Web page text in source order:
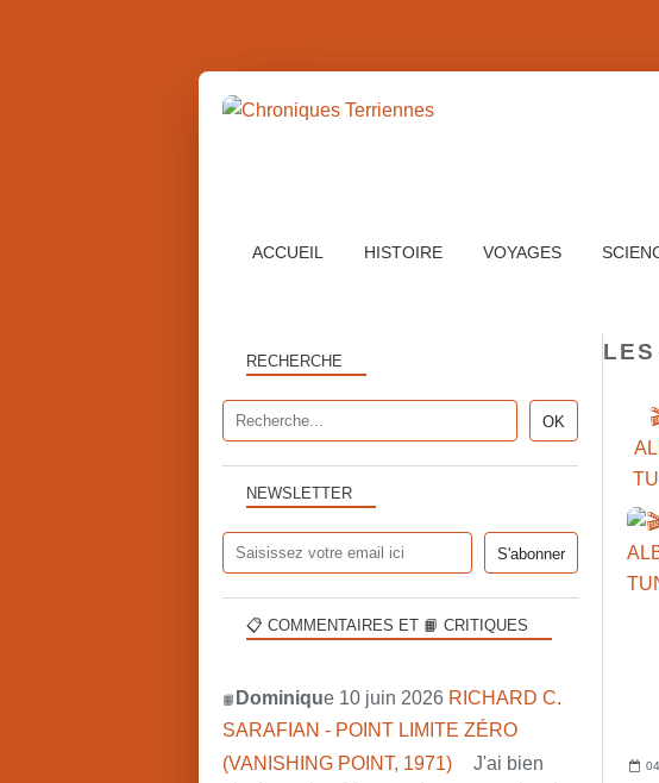
ACCUEIL HISTOIRE VOYAGES
NEWSLETTER
RECHERCHE
📋 COMMENTAIRES ET 📙 CRITIQUES
📙 Dominique 10 juin 2026 RICHARD C.
SARAFIAN - POINT LIMITE ZÉRO
(VANISHING POINT, 1971)
J'ai bien